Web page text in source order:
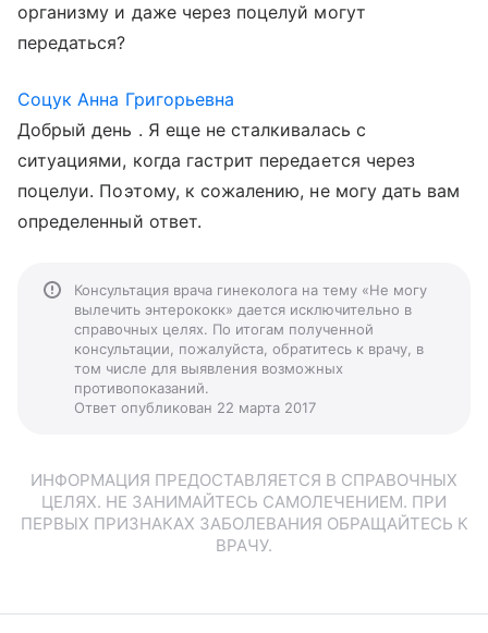
организму и даже через поцелуй могут
передаться?
Соцук Анна Григорьевна
Добрый день . Я еще не сталкивалась с
ситуациями, когда гастрит передается через
поцелуи. Поэтому, к сожалению, не могу дать вам
определенный ответ.
Консультация врача гинеколога на тему «Не могу
вылечить энтерококк» дается исключительно в
справочных целях. По итогам полученной
консультации, пожалуйста, обратитесь к врачу, в
том числе для выявления возможных
противопоказаний.
Ответ опубликован 22 марта 2017
ИНФОРМАЦИЯ ПРЕДОСТАВЛЯЕТСЯ В СПРАВОЧНЫХ
ЦЕЛЯХ. НЕ ЗАНИМАЙТЕСЬ САМОЛЕЧЕНИЕМ. ПРИ
ПЕРВЫХ ПРИЗНАКАХ ЗАБОЛЕВАНИЯ ОБРАЩАЙТЕСЬ К
ВРАЧУ.